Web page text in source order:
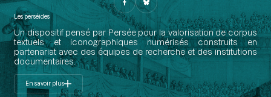
Les perséides
Un dispositif pensé par Persée pour la valorisation de corpus
textuels et iconographiques numérisés construits en
partenariat avec des équipes de recherche et des institutions
documentaires.
En savoir plus